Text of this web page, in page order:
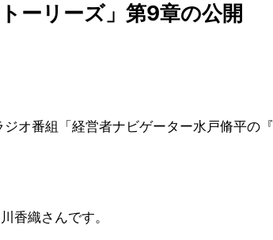
ーリーズ」第9章の公開
オ番組「経営者ナビゲーター水戸脩平の
香織さんです。